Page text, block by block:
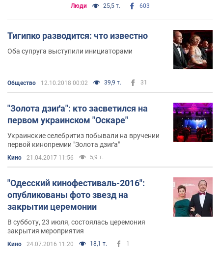
Люди 25,5 т. 603
Тигипко разводится: что известно
Оба супруга выступили инициаторами
Общество 12.10.2018 00:02 39,9 т. 31
"Золота дзиґа": кто засветился на
первом украинском "Оскаре"
Украинские селебритиз побывали на вручении
первой кинопремии "Золота дзиґа"
Кино 21.04.2017 11:56 5,9 т.
"Одесский кинофестиваль-2016":
опубликованы фото звезд на
закрытии церемонии
В субботу, 23 июля, состоялась церемония
закрытия мероприятия
Кино 24.07.2016 11:20 18,1 т. 1